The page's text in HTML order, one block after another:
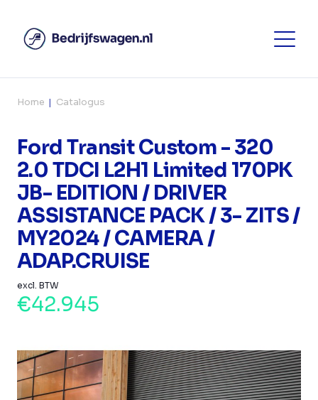
Home Catalogus
Ford Transit Custom - 320
2.0 TDCI L2H1 Limited 170PK
JB- EDITION / DRIVER
ASSISTANCE PACK / 3- ZITS /
MY2024 / CAMERA /
ADAP.CRUISE
excl. BTW
€42.945